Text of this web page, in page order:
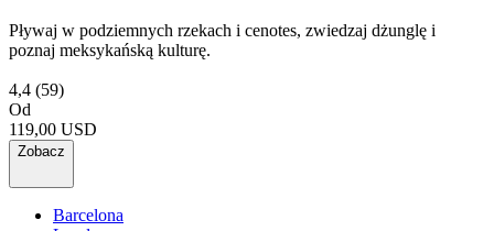
Pływaj w podziemnych rzekach i cenotes, zwiedzaj dżunglę i
poznaj meksykańską kulturę.
4,4 (59)
Od
119,00 USD
Zobacz
Barcelona